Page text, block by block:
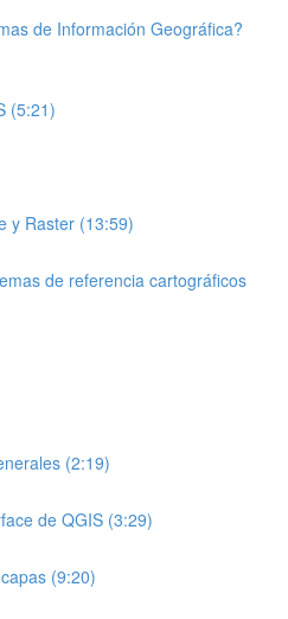
de Información Geográfica?
(5:21)
y Raster (13:59)
de referencia cartográficos
(2:19)
de QGIS (3:29)
(9:20)